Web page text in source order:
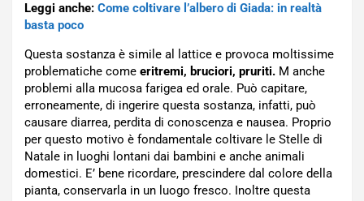
Leggi anche: Come coltivare l’albero di Giada: in realtà
basta poco
Questa sostanza è simile al lattice e provoca moltissime
problematiche come eritremi, bruciori, pruriti. M anche
problemi alla mucosa farigea ed orale. Può capitare,
erroneamente, di ingerire questa sostanza, infatti, può
causare diarrea, perdita di conoscenza e nausea. Proprio
per questo motivo è fondamentale coltivare le Stelle di
Natale in luoghi lontani dai bambini e anche animali
domestici. E’ bene ricordare, prescindere dal colore della
pianta, conservarla in un luogo fresco. Inoltre questa